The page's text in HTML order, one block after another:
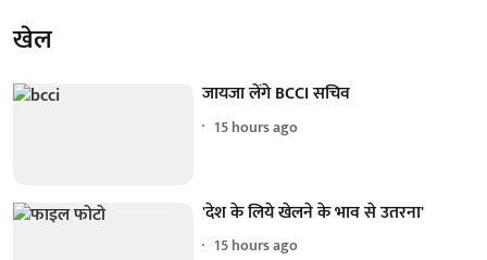
खेल
जायजा लेंगे BCCI सचिव
15 hours ago
'देश के लिये खेलने के भाव से उतरना'
15 hours ago